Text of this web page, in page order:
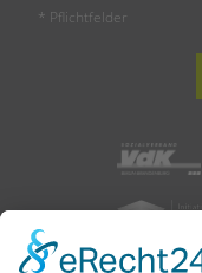
* Pflichtfelder